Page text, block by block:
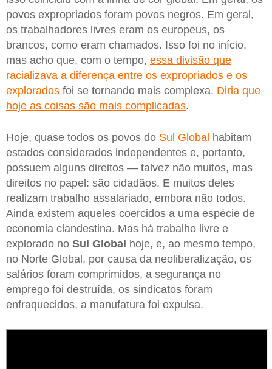
povos expropriados foram povos negros. Em geral,
os trabalhadores livres eram os europeus, os
brancos, como eram chamados. Isso foi no início,
mas acho que, com o tempo, essa divisão que
racializava a diferença entre os expropriados e os
explorados foi se tornando mais complexa. Diria que
hoje as coisas são mais complicadas.
Hoje, quase todos os povos do Sul Global habitam
estados considerados independentes e, portanto,
possuem alguns direitos — talvez não muitos, mas
direitos no papel: são cidadãos. E muitos deles
realizam trabalho assalariado, embora não todos.
Ainda existem aqueles coercidos a uma espécie de
economia clandestina. Mas há trabalho livre e
explorado no Sul Global hoje, e, ao mesmo tempo,
no Norte Global, por causa da neoliberalização, os
salários foram comprimidos, a segurança no
emprego foi destruída, os sindicatos foram
enfraquecidos, a manufatura foi expulsa.